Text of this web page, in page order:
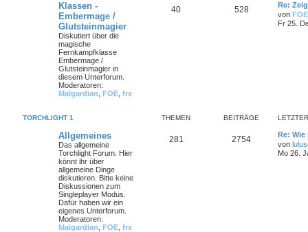
Klassen -
Embermage /
Glutsteinmagier
Diskutiert über die
magische
Fernkampfklasse
Embermage /
Glutsteinmagier in
diesem Unterforum.
Moderatoren:
Malgardian FOE frx
40 528
Re:
von FOE
Fr 25.
TORCHLIGHT 1 THEMEN BEITRÄGE
Allgemeines
Das allgemeine
Torchlight Forum. Hier
könnt ihr über
allgemeine Dinge
diskutieren. Bitte keine
Diskussionen zum
Singleplayer Modus.
Dafür haben wir ein
eigenes Unterforum.
Moderatoren:
Malgardian FOE frx
281 2754
Re:
von
Mo 26.